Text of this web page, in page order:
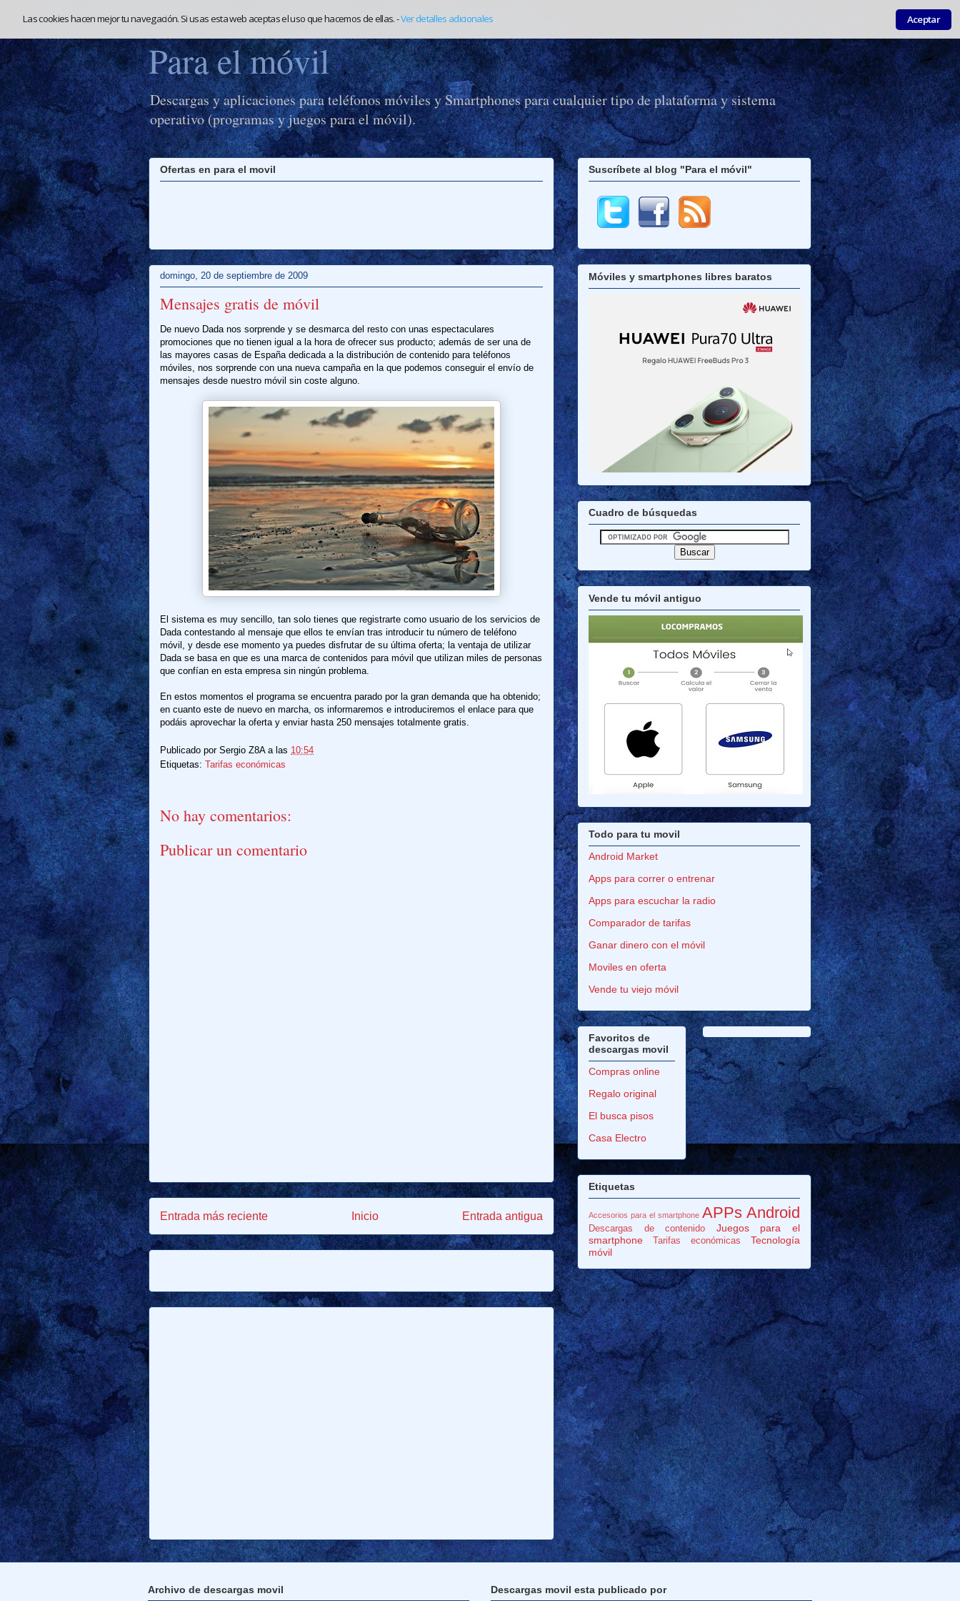
Las cookies hacen mejor tu navegación. Si usas esta web aceptas el uso que hacemos de ellas.-Ver detalles adicionales Aceptar
Para el móvil
Descargas y aplicaciones para teléfonos móviles y Smartphones para cualquier tipo de plataforma y sistema
operativo (programas y juegos para el móvil).
Ofertas en para el movil
domingo, 20 de septiembre de 2009
Mensajes gratis de móvil
De nuevo Dada nos sorprende y se desmarca del resto con unas espectaculares
promociones que no tienen igual a la hora de ofrecer sus producto; además de ser una de
las mayores casas de España dedicada a la distribución de contenido para teléfonos
móviles, nos sorprende con una nueva campaña en la que podemos conseguir el envío de
mensajes desde nuestro móvil sin coste alguno.
El sistema es muy sencillo, tan solo tienes que registrarte como usuario de los servicios de
Dada contestando al mensaje que ellos te envían tras introducir tu número de teléfono
móvil, y desde ese momento ya puedes disfrutar de su última oferta; la ventaja de utilizar
Dada se basa en que es una marca de contenidos para móvil que utilizan miles de personas
que confían en esta empresa sin ningún problema.
En estos momentos el programa se encuentra parado por la gran demanda que ha obtenido;
en cuanto este de nuevo en marcha, os informaremos e introduciremos el enlace para que
podáis aprovechar la oferta y enviar hasta 250 mensajes totalmente gratis.
Publicado por Sergio Z8A a las 10:54
Etiquetas: Tarifas económicas
No hay comentarios:
Publicar un comentario
Entrada más reciente Entrada antigua
Inicio
Suscríbete al blog "Para el móvil"
Móviles y smartphones libres baratos
Cuadro de búsquedas
Vende tu móvil antiguo
Todo para tu movil
Android Market
Apps para correr o entrenar
Apps para escuchar la radio
Comparador de tarifas
Ganar dinero con el móvil
Moviles en oferta
Vende tu viejo móvil
Favoritos de
descargas movil
Compras online
Regalo original
El busca pisos
Casa Electro
Etiquetas
Accesorios para el smartphone APPs Android
Descargas de contenido
Juegos para el
smartphone
Tarifas económicas
Tecnología
móvil
Archivo de descargas movil Descargas movil esta publicado por